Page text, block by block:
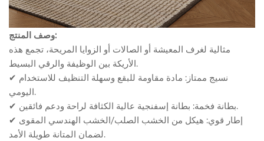
وصف المنتج:
مثالية لغرف المعيشة أو الصالات أو الزوايا المريحة، تجمع هذه
الأريكة بين الوظيفة والرقي البسيط.
✔ نسيج ممتاز: مادة مقاومة للبقع وسهلة التنظيف للاستخدام
اليومي.
✔ بطانة فخمة: بطانة إسفنجية عالية الكثافة لراحة ودعم فائقين.
✔ إطار قوي: هيكل من الخشب الصلب/الخشب الهندسي المقوى
لضمان المتانة طويلة الأمد.